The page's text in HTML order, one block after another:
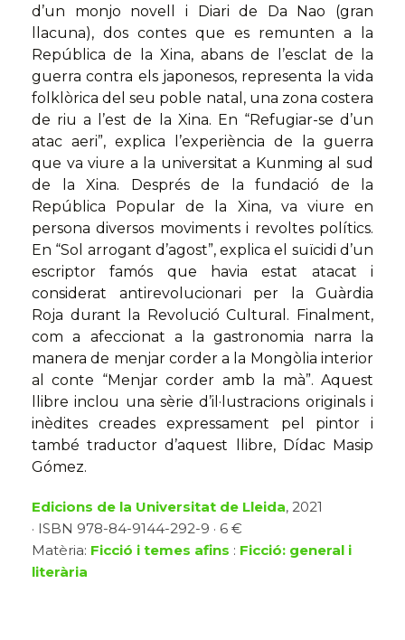
d’un monjo novell i Diari de Da Nao (gran
llacuna), dos contes que es remunten a la
República de la Xina, abans de l’esclat de la
guerra contra els japonesos, representa la vida
folklòrica del seu poble natal, una zona costera
de riu a l’est de la Xina. En “Refugiar-se d’un
atac aeri”, explica l’experiència de la guerra
que va viure a la universitat a Kunming al sud
de la Xina. Després de la fundació de la
República Popular de la Xina, va viure en
persona diversos moviments i revoltes polítics.
En “Sol arrogant d’agost”, explica el suïcidi d’un
escriptor famós que havia estat atacat i
considerat antirevolucionari per la Guàrdia
Roja durant la Revolució Cultural. Finalment,
com a afeccionat a la gastronomia narra la
manera de menjar corder a la Mongòlia interior
al conte “Menjar corder amb la mà”. Aquest
llibre inclou una sèrie d’il·lustracions originals i
inèdites creades expressament pel pintor i
també traductor d’aquest llibre, Dídac Masip
Gómez.
Edicions de la Universitat de Lleida, 2021
· ISBN 978-84-9144-292-9 · 6 €
Matèria: Ficció i temes afins : Ficció: general i
literària